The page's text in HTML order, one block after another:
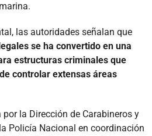
las autoridades señalan que
se ha convertido en una
estructuras criminales que
controlar extensas áreas
la Dirección de Carabineros y
Policía Nacional en coordinación